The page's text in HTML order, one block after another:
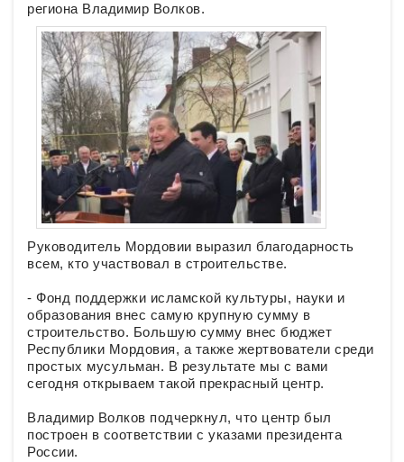
региона Владимир Волков.
Руководитель Мордовии выразил благодарность
всем, кто участвовал в строительстве.
- Фонд поддержки исламской культуры, науки и
образования внес самую крупную сумму в
строительство. Большую сумму внес бюджет
Республики Мордовия, а также жертвователи среди
простых мусульман. В результате мы с вами
сегодня открываем такой прекрасный центр.
Владимир Волков подчеркнул, что центр был
построен в соответствии с указами президента
России.